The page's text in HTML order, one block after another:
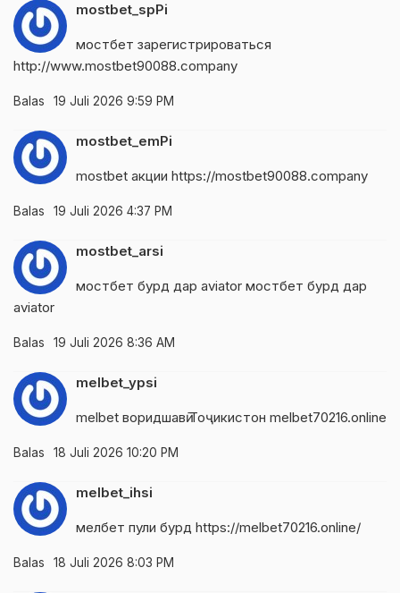
mostbet_spPi
мостбет зарегистрироваться
http://www.mostbet90088.company
Balas 19 Juli 2026 9:59 PM
mostbet_emPi
mostbet акции https://mostbet90088.company
Balas 19 Juli 2026 4:37 PM
mostbet_arsi
мостбет бурд дар aviator мостбет бурд дар
aviator
Balas 19 Juli 2026 8:36 AM
melbet_ypsi
melbet воридшавӣ Тоҷикистон melbet70216.online
Balas 18 Juli 2026 10:20 PM
melbet_ihsi
мелбет пули бурд https://melbet70216.online/
Balas 18 Juli 2026 8:03 PM